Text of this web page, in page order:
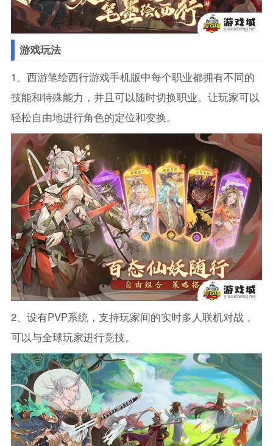
游戏玩法
1、西游笔绘西行游戏手机版中每个职业都拥有不同的
技能和特殊能力，并且可以随时切换职业。让玩家可以
轻松自由地进行角色的定位和变换。
2、设有PVP系统，支持玩家间的实时多人联机对战，
可以与全球玩家进行竞技。